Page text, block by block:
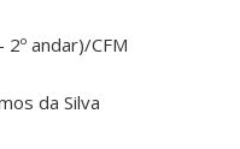
andar)/CFM
da Silva